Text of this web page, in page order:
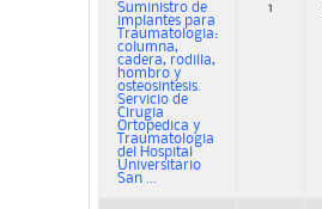
Suministro de
implantes para
Traumatologia:
columna,
cadera, rodilla,
hombro y
osteosintesis.
Servicio de
Cirugia
Ortopedica y
Traumatologia
del Hospital
Universitario
San ...
1